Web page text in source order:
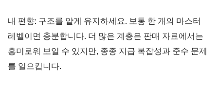
내 편향: 구조를 얕게 유지하세요. 보통 한 개의 마스터
레벨이면 충분합니다. 더 많은 계층은 판매 자료에서는
흥미로워 보일 수 있지만, 종종 지급 복잡성과 준수 문제
를 일으킵니다.